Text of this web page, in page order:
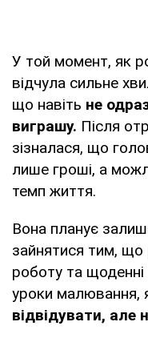
У той момент, як
відчула сильне
що навіть не
виграшу. Після
зізналася, що
лише гроші, а
темп життя.
Вона планує
зайнятися тим, що
роботу та щоденні
уроки малювання,
відвідувати, але